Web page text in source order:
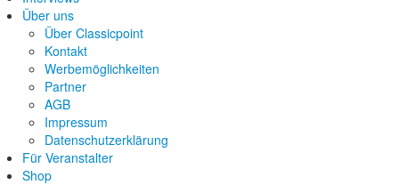
Über uns
Über Classicpoint
Kontakt
Werbemöglichkeiten
Partner
AGB
Impressum
Datenschutzerklärung
Für Veranstalter
Shop